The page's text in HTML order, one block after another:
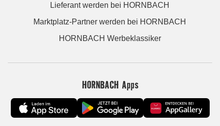
Lieferant werden bei HORNBACH
Marktplatz-Partner werden bei HORNBACH
HORNBACH Werbeklassiker
HORNBACH Apps